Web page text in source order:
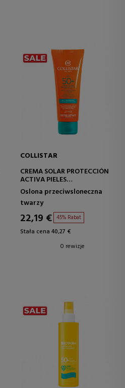
COLLISTAR
CREMA SOLAR PROTECCIÓN
ACTIVA PIELES
HIPERSENSIBLES SPF50+
Oslona przeciwsloneczna
twarzy
22,19 € 45% Rabat
Stała cena 40,27 €
0 rewizje